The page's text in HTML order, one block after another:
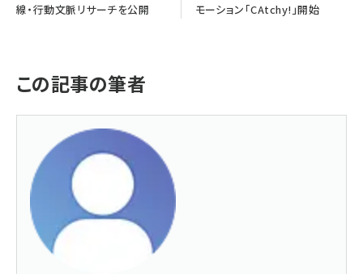
線・行動文脈リサーチを公開
モーション「CAtchy!」開始
この記事の筆者